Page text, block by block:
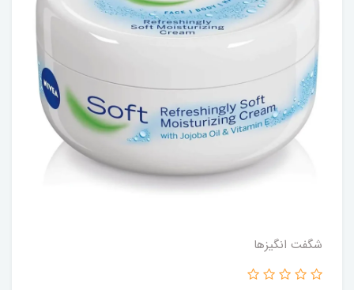
شگفت انگيزها